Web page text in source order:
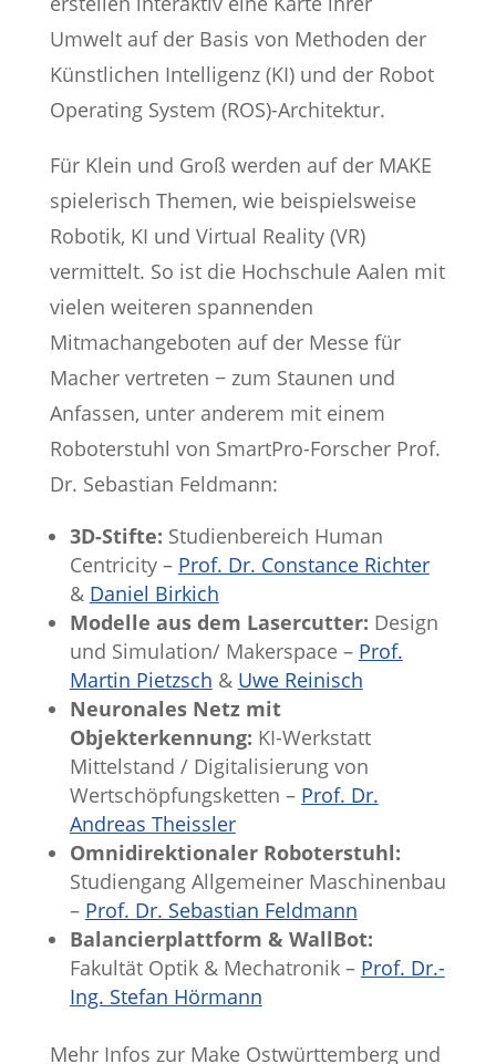
Umwelt auf der Basis von Methoden der
Künstlichen Intelligenz (KI) und der Robot
Operating System (ROS)-Architektur.
Für Klein und Groß werden auf der MAKE
spielerisch Themen, wie beispielsweise
Robotik, KI und Virtual Reality (VR)
vermittelt. So ist die Hochschule Aalen mit
vielen weiteren spannenden
Mitmachangeboten auf der Messe für
Macher vertreten − zum Staunen und
Anfassen, unter anderem mit einem
Roboterstuhl von SmartPro-Forscher Prof.
Dr. Sebastian Feldmann:
3D-Stifte: Studienbereich Human
Centricity – Prof. Dr. Constance Richter
& Daniel Birkich
Modelle aus dem Lasercutter: Design
und Simulation/ Makerspace – Prof.
Martin Pietzsch & Uwe Reinisch
Neuronales Netz mit
Objekterkennung: KI-Werkstatt
Mittelstand / Digitalisierung von
Wertschöpfungsketten – Prof. Dr.
Andreas Theissler
Omnidirektionaler Roboterstuhl:
Studiengang Allgemeiner Maschinenbau
– Prof. Dr. Sebastian Feldmann
Balancierplattform & WallBot:
Fakultät Optik & Mechatronik – Prof. Dr.-
Ing. Stefan Hörmann
Mehr Infos zur Make Ostwürttemberg und